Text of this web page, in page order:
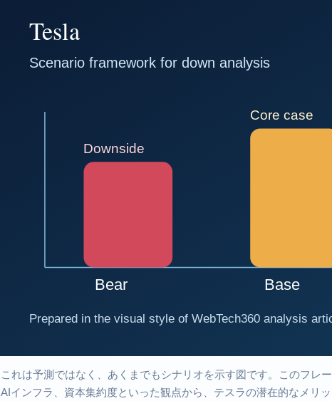
これは予測ではなく、あくまでもシナリオを示す図です。このフレ
AIインフラ、資本集約度といった観点​​から、テスラの潜在的なメリ